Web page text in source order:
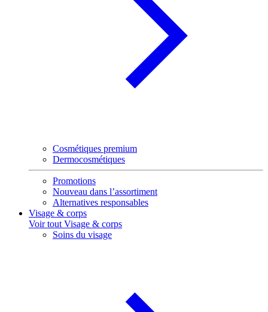
Cosmétiques premium
Dermocosmétiques
Promotions
Nouveau dans l’assortiment
Alternatives responsables
Visage & corps
Voir tout Visage & corps
Soins du visage